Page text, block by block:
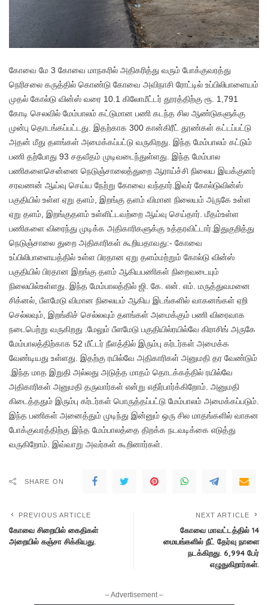
கோவை மே 3 கோவை மாநகரில் அதிகரித்து வரும் போக்குவரத்து
நெரிசலை கருத்தில் கொண்டு கோவை அவிநாசி ரோட்டில் உப்பிலிபாளையம்
முதல் கோல்டு வின்ஸ் வரை 10.1 கிலோமீட்டர் தூரத்திற்கு ரூ. 1,791
கோடி செலவில் மேம்பாலம் கட்டுமான பணி கடந்த சில ஆண்டுகளுக்கு
முன்பு தொடங்கப்பட்டது. இதற்காக 300 கான்கிரீட் தூண்கள் கட்டப்பட்டு
அதன் மீது தளங்கள் அமைக்கப்பட்டு வருகிறது. இந்த மேம்பாலம் கட்டும்
பணி தற்போது 93 சதவீதம் முடிவடைந்துள்ளது. இந்த மேம்பால
பணிகளைசென்னை நெடுஞ்சாலைத்துறை ஆராய்ச்சி நிலைய இயக்குனர்
சரவணன் ஆய்வு செய்ய நேற்று கோவை வந்தார்.இவர் கோல்டுவின்ஸ்
பகுதியில் உள்ள ஏறு தளம், இறங்கு தளம் விமான நிலையம் அருகே உள்ள
ஏறு தளம், இறங்குதளம் உள்ளிட்டவற்றை ஆய்வு செய்தார். மீதம்உள்ள
பணிகளை விரைந்து முடிக்க அதிகாரிகளுக்கு உத்தரவிட்டார்.இதுகுறித்து
நெடுஞ்சாலை துறை அதிகாரிகள் கூறியதாவது:- கோவை
உப்பிலிபாளையத்தில் உள்ள பிரதான ஏறு தளம்மற்றும் கோல்டு வின்ஸ்
பகுதியில் பிரதான இறங்கு தளம் ஆகியபணிகள் நிறைவடையும்
நிலையில்உள்ளது. இந்த மேம்பாலத்தில் ஜி. கே. என். எம். மருத்துவமனை
சிக்னல், பீளமேடு விமான நிலையம் ஆகிய இடங்களில் வாகனங்கள் ஏறி
செல்லவும், இறங்கிச் செல்லவும் தளங்கள் அமைக்கும் பணி விரைவாக
நடைபெற்று வருகிறது .மேலும் பீளமேடு பகுதியில்ரயில்வே கிராசிங் அருகே
மேம்பாலத்திற்காக 52 மீட்டர் நீளத்தில் இரும்பு கர்டர்கள் அமைக்க
வேண்டியது உள்ளது. இதற்கு ரயில்வே அதிகாரிகள் அனுமதி தர வேண்டும்
.இந்த மாத இறுதி அல்லது அடுத்த மாதம் தொடக்கத்தில் ரயில்வே
அதிகாரிகள் அனுமதி தருவார்கள் என்று எதிர்பார்க்கிறோம். அனுமதி
கிடைத்ததும் இரும்பு கர்டர்கள் பொருத்தப்பட்டு மேம்பாலம் அமைக்கப்படும்.
இந்த பணிகள் அனைத்தும் முடிந்து இன்னும் ஒரு சில மாதங்களில் வாகன
போக்குவரத்திற்கு இந்த மேம்பாலத்தை திறக்க நடவடிக்கை எடுத்து
வருகிறோம். இவ்வாறு அவர்கள் கூறினார்கள்.
SHARE ON
PREVIOUS ARTICLE
கோவை சிறையில் கைதிகள்
அறையில் கஞ்சா சிக்கியது.
NEXT ARTICLE
கோவை மாவட்டத்தில் 14
மையங்களில் நீட் தேர்வு நாளை
நடக்கிறது. 6,994 பேர்
எழுதுகிறார்கள்.
– Advertisement –